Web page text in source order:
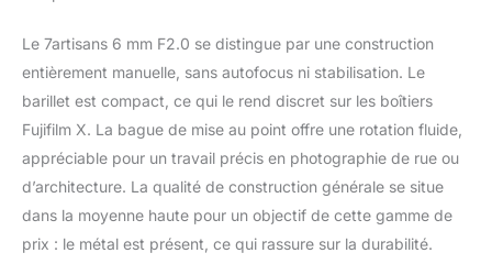
nocturne, les
paysages, les scènes
de rue, les sports
extrêmes et réaliser des
impact visuel. 【Grande
ouverture F2 ·
Excellentes
performances en basse
Le 7artisans 6 mm F2.0 se distingue par une construction
entièrement manuelle, sans autofocus ni stabilisation. Le
barillet est compact, ce qui le rend discret sur les boîtiers
Fujifilm X. La bague de mise au point offre une rotation fluide,
appréciable pour un travail précis en photographie de rue ou
d’architecture. La qualité de construction générale se situe
dans la moyenne haute pour un objectif de cette gamme de
prix : le métal est présent, ce qui rassure sur la durabilité.